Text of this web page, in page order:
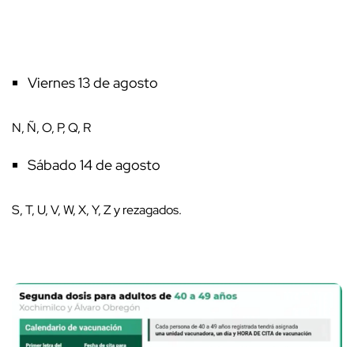
Viernes 13 de agosto
N, Ñ, O, P, Q, R
Sábado 14 de agosto
S, T, U, V, W, X, Y, Z y rezagados.